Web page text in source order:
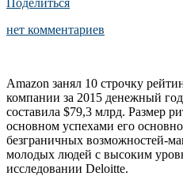
нет комментариев
Amazon занял 10 строчку
компании за 2015 денежный
составила $79,3 млрд. Размер
основном успехами его
безграничных возможностей-
молодых людей с высоким
исследовании Deloitte.